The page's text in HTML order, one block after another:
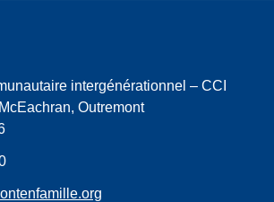
intergénérationnel – CCI
Outremont